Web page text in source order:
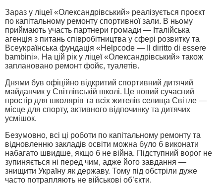
Зараз у ліцеї «Олександрівський» реалізується проєкт
по капітальному ремонту спортивної зали. В ньому
приймають участь партнери громади — Італійська
агенція з питань співробітництва у сфері розвитку та
Всеукраїнська фундація «Helpcode — Il diritto di essere
bambini». На цій рік у ліцеї «Олександрівський» також
заплановано ремонт фойє, туалетів.
Днями був офіційно відкритий спортивний дитячий
майданчик у Світлівській школі. Це новий сучасний
простір для школярів та всіх жителів селища Світле —
місце для спорту, активного відпочинку та дитячих
усмішок.
Безумовно, всі ці роботи по капітальному ремонту та
відновленню закладів освіти можна було б виконати
набагато швидше, якщо б не війна. Підступний ворог не
зупиняється ні перед чим, адже його завдання —
знищити Україну як державу. Тому під обстріли дуже
часто потрапляють не військові об’єкти.